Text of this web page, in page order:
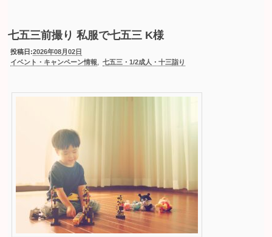
七五三前撮り 私服で七五三 K様
投稿日:2026年08月02日
イベント・キャンペーン情報, 七五三・1/2成人・十三詣り